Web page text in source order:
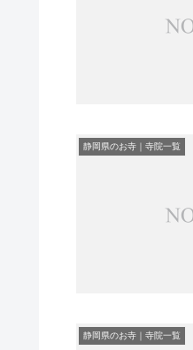
静岡県のお寺｜寺院一覧
静岡県のお寺｜寺院一覧